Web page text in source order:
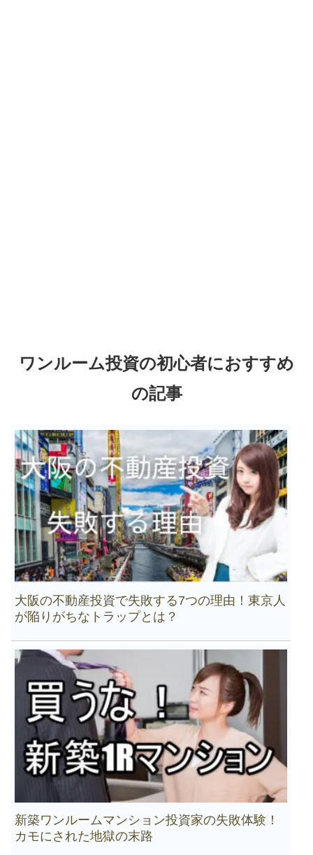
ワンルーム投資の初心者におすすめ
の記事
大阪の不動産投資で失敗する7つの理由！東京人
が陥りがちなトラップとは？
新築ワンルームマンション投資家の失敗体験！
カモにされた地獄の末路